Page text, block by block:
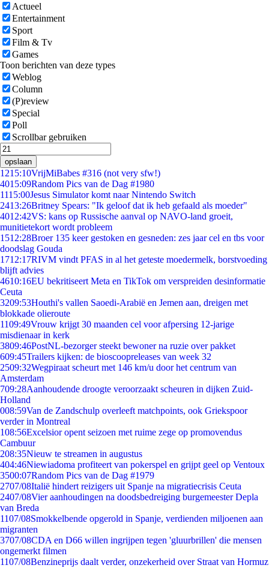
Actueel
Entertainment
Sport
Film & Tv
Games
Toon berichten van deze types
Weblog
Column
(P)review
Special
Poll
Scrollbar gebruiken
opslaan
1215:10VrijMiBabes #316 (not very sfw!)
4015:09Random Pics van de Dag #1980
1115:00Jesus Simulator komt naar Nintendo Switch
2413:26Britney Spears: "Ik geloof dat ik heb gefaald als moeder"
4012:42VS: kans op Russische aanval op NAVO-land groeit,
munitietekort wordt probleem
1512:28Broer 135 keer gestoken en gesneden: zes jaar cel en tbs voor
doodslag Gouda
1712:17RIVM vindt PFAS in al het geteste moedermelk, borstvoeding
blijft advies
4610:16EU bekritiseert Meta en TikTok om verspreiden desinformatie
Ceuta
3209:53Houthi's vallen Saoedi-Arabië en Jemen aan, dreigen met
blokkade olieroute
1109:49Vrouw krijgt 30 maanden cel voor afpersing 12-jarige
misdienaar in kerk
3809:46PostNL-bezorger steekt bewoner na ruzie over pakket
609:45Trailers kijken: de bioscoopreleases van week 32
2509:32Wegpiraat scheurt met 146 km/u door het centrum van
Amsterdam
709:28Aanhoudende droogte veroorzaakt scheuren in dijken Zuid-
Holland
008:59Van de Zandschulp overleeft matchpoints, ook Griekspoor
verder in Montreal
108:56Excelsior opent seizoen met ruime zege op promovendus
Cambuur
208:35Nieuw te streamen in augustus
404:46Niewiadoma profiteert van pokerspel en grijpt geel op Ventoux
3500:07Random Pics van de Dag #1979
2707/08Italië hindert reizigers uit Spanje na migratiecrisis Ceuta
2407/08Vier aanhoudingen na doodsbedreiging burgemeester Depla
van Breda
1107/08Smokkelbende opgerold in Spanje, verdienden miljoenen aan
migranten
3707/08CDA en D66 willen ingrijpen tegen 'gluurbrillen' die mensen
ongemerkt filmen
1107/08Benzineprijs daalt verder, onzekerheid over Straat van Hormuz